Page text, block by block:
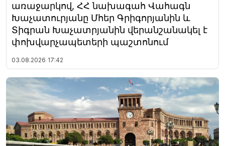
առաջարկով, ՀՀ նախագահ Վահագն
Խաչատուրյանը Մհեր Գրիգորյանին և
Տիգրան Խաչատրյանին վերանշանակել է
փոխվարչապետերի պաշտոնում
03.08.2026 17:42